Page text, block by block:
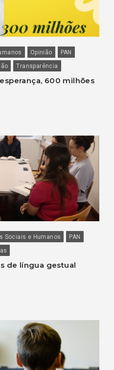
Opinião
PAN
Transparência
600 milhões
Sociais e Humanos
PAN
de língua gestual